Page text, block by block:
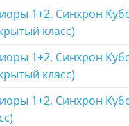
1+2, Синхрон
класс)
1+2, Синхрон
класс)
1+2, Синхрон